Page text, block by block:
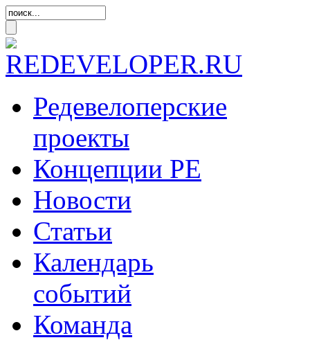
Редевелоперские
проекты
Концепции РЕ
Новости
Статьи
Календарь
событий
Команда